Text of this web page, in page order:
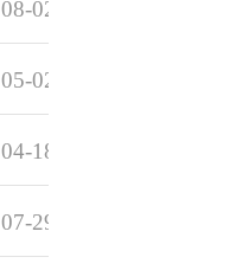
08-02-2022
05-02-2022
04-18-2022
07-29-2022